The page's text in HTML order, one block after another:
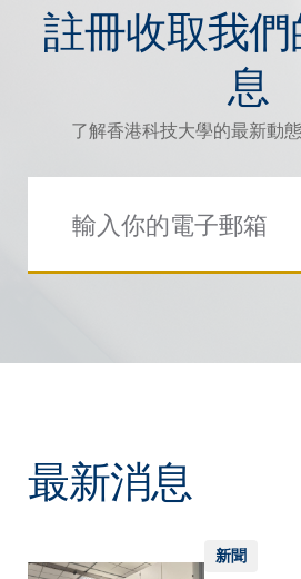
註冊收取我
息
了解香港科技大學的最新動
最新消息
新聞